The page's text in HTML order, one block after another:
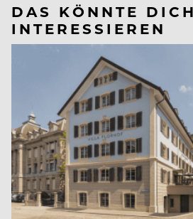
DAS KÖNNTE
INTERESSIEREN